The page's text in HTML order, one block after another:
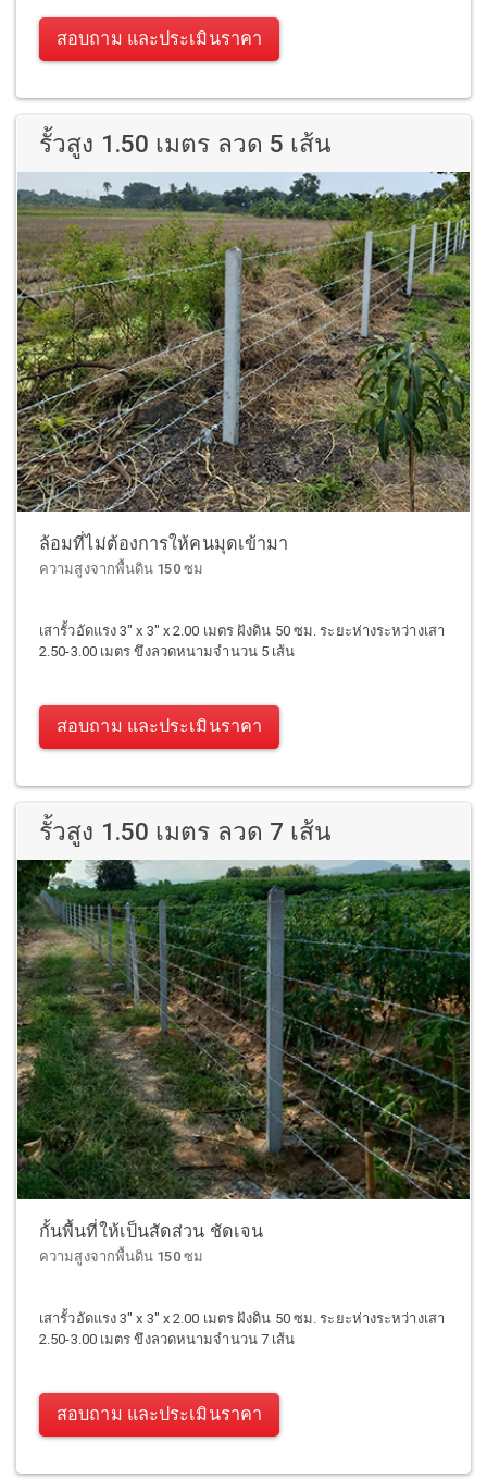
สอบถาม และประเมินราคา
รั้วสูง 1.50 เมตร ลวด 5 เส้น
ล้อมที่ไม่ต้องการให้คนมุดเข้ามา
ความสูงจากพื้นดิน 150 ซม
เสารั้วอัดแรง 3" x 3" x 2.00 เมตร ฝังดิน 50 ซม. ระยะห่างระหว่างเสา
2.50-3.00 เมตร ขึงลวดหนามจำนวน 5 เส้น
สอบถาม และประเมินราคา
รั้วสูง 1.50 เมตร ลวด 7 เส้น
กั้นพื้นที่ให้เป็นสัดส่วน ชัดเจน
ความสูงจากพื้นดิน 150 ซม
เสารั้วอัดแรง 3" x 3" x 2.00 เมตร ฝังดิน 50 ซม. ระยะห่างระหว่างเสา
2.50-3.00 เมตร ขึงลวดหนามจำนวน 7 เส้น
สอบถาม และประเมินราคา